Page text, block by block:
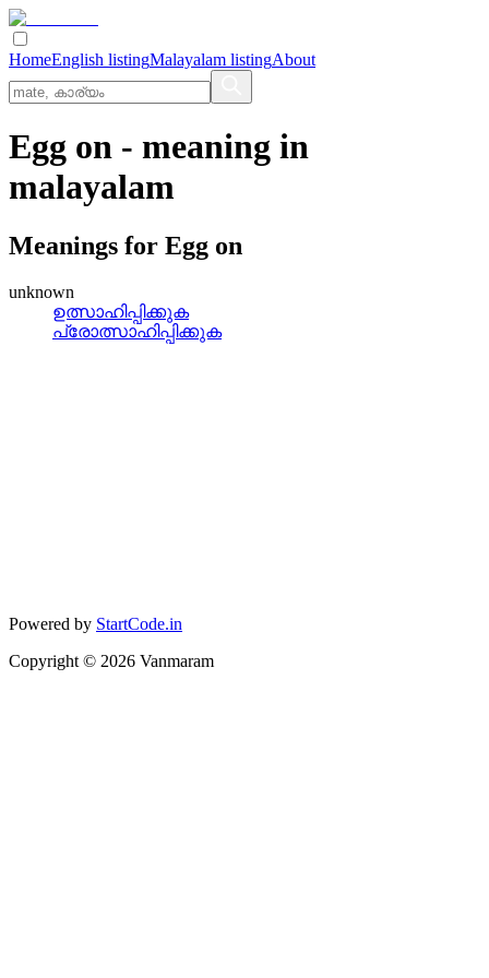
HomeEnglish listingMalayalam listingAbout
Egg on - meaning in
malayalam
Meanings for Egg on
unknown
ഉത്സാഹിപ്പിക്കുക
പ്രോത്സാഹിപ്പിക്കുക
Powered by StartCode.in
Copyright © 2026 Vanmaram